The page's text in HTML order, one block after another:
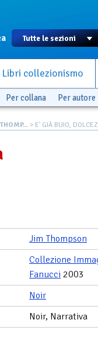
Libri collezionismo
Per collana Per autore
> E' GIÀ BUIO,
Jim Thompson
Collezione
Fanucci 2003
Noir
Noir, Narrativa